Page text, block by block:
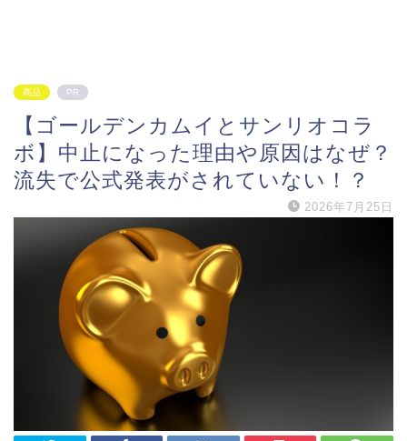
商品 PR
【ゴールデンカムイとサンリオコラ
ボ】中止になった理由や原因はなぜ？
流失で公式発表がされていない！？
2026年7月25日